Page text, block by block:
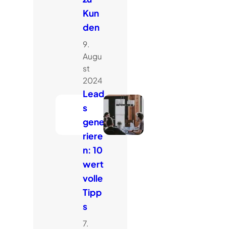
Kun
den
9.
Augu
st
2024
Lead
s
gene
riere
n: 10
wert
volle
Tipp
s
7.